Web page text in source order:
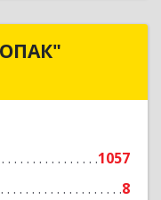
1057
8
"КОПАК"
Подробнее